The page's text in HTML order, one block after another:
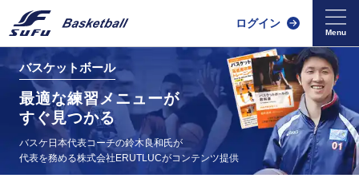
ログイン
バスケットボール
最適な練習メニューが
すぐ見つかる
バスケ日本代表コーチの鈴木良和氏が
代表を務める株式会社ERUTLUCがコンテンツ提供